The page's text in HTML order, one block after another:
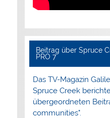
Beitrag über Spruce
PRO 7
Das TV-Magazin
Spruce Creek
übergeordneten
communities".